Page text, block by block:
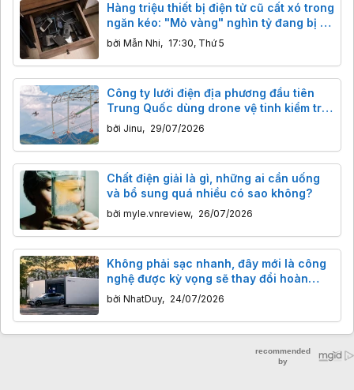
Hàng triệu thiết bị điện tử cũ cất xó trong
ngăn kéo: "Mỏ vàng" nghìn tỷ đang bị bỏ
quên
bởi Mẫn Nhi, 17:30, Thứ 5
Công ty lưới điện địa phương đầu tiên
Trung Quốc dùng drone vệ tinh kiểm tra
đường dây điện vùng núi sâu, tiết kiệm
bởi Jinu, 29/07/2026
Chất điện giải là gì, những ai cần uống
và bổ sung quá nhiều có sao không?
bởi myle.vnreview, 26/07/2026
Không phải sạc nhanh, đây mới là công
nghệ được kỳ vọng sẽ thay đổi hoàn
toàn cách sử dụng xe điện
bởi NhatDuy, 24/07/2026